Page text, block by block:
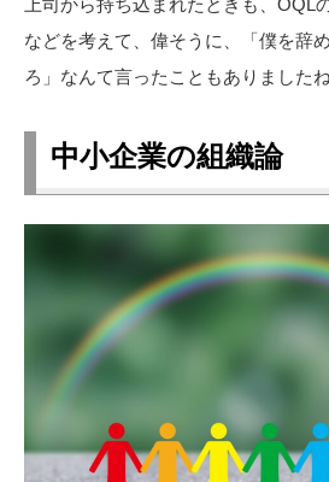
上司から持ち込まれたときも、OQL
などを考えて、偉そうに、「僕を辞
ろ」なんて言ったこともありましたね
中小企業の組織論